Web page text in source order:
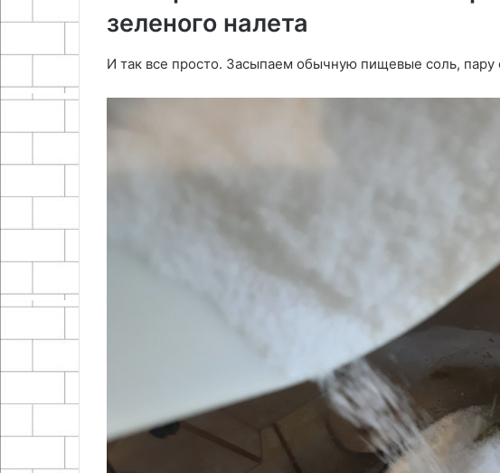
зеленого налета
И так все просто. Засыпаем обычную пищевые соль, пару